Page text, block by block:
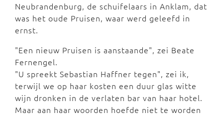
Neubrandenburg, de schuifelaars in Anklam, dat
was het oude Pruisen, waar werd geleefd in
ernst.
"Een nieuw Pruisen is aanstaande", zei Beate
Fernengel.
"U spreekt Sebastian Haffner tegen", zei ik,
terwijl we op haar kosten een duur glas witte
wijn dronken in de verlaten bar van haar hotel.
Maar aan haar woorden hoefde niet te worden